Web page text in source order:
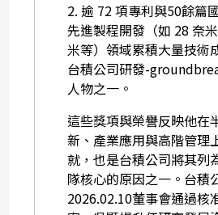
2. 逾 72 項專利與50餘篇
先進製程開發（如 28 奈
米等）領域累積大量技術
台積公司研發-
人物之一。
這些獎項與榮譽反映他在
新、產業應用與高階管理
就，也是台積公司將其列
隊核心的原因之一。台積
2026.02.10董事會通過核